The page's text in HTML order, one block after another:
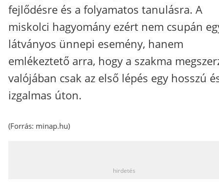
fejlődésre és a folyamatos tanulásra. A
miskolci hagyomány ezért nem csupán
látványos ünnepi esemény, hanem
emlékeztető arra, hogy a szakma
valójában csak az első lépés egy hosszú
izgalmas úton.
(Forrás: minap.hu)
hirdetés